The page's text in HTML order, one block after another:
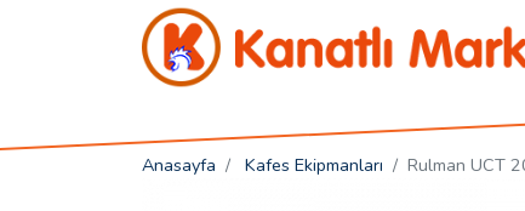
Anasayfa Kafes Ekipmanları Rulman UCT